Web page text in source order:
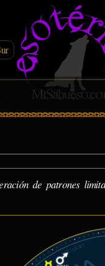
de patrones
ACUARIO